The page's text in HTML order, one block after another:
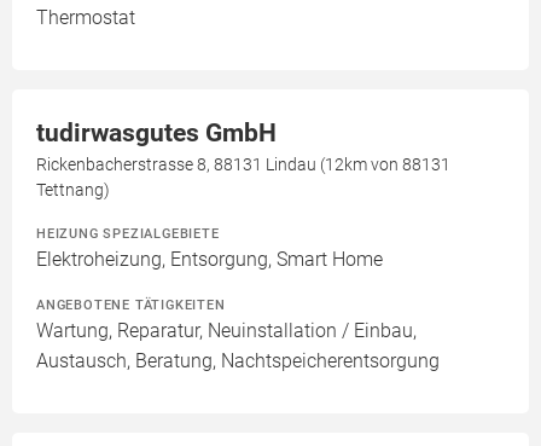
Thermostat
tudirwasgutes GmbH
Rickenbacherstrasse 8, 88131 Lindau (12km von 88131
Tettnang)
HEIZUNG SPEZIALGEBIETE
Elektroheizung, Entsorgung, Smart Home
ANGEBOTENE TÄTIGKEITEN
Wartung, Reparatur, Neuinstallation / Einbau,
Austausch, Beratung, Nachtspeicherentsorgung